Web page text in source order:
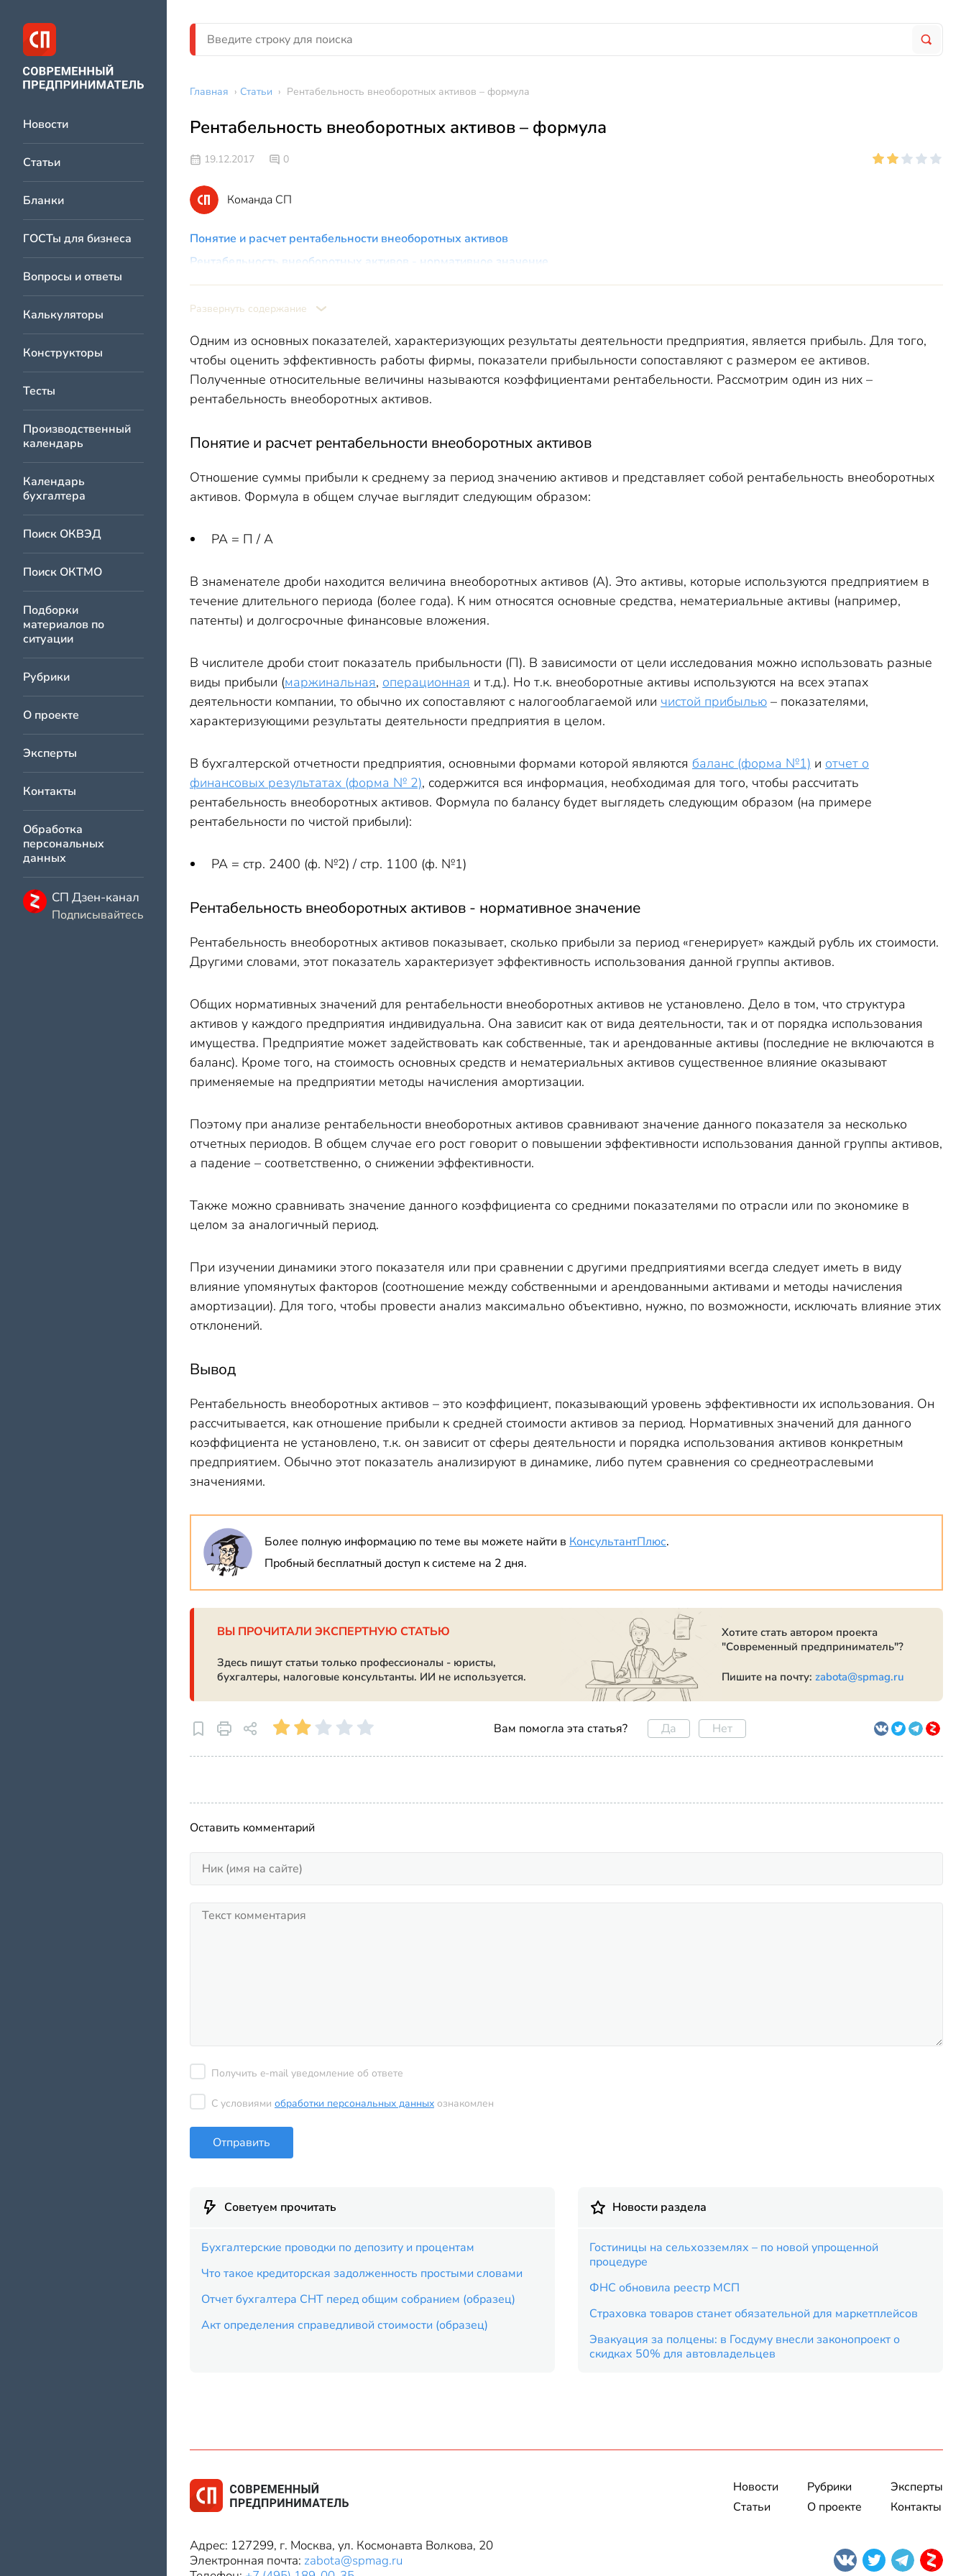
Новости
Статьи
Бланки
ГОСТы для бизнеса
Вопросы и ответы
Калькуляторы
Конструкторы
Тесты
Производственный
календарь
Календарь
бухгалтера
Поиск ОКВЭД
Поиск ОКТМО
Подборки
материалов по
ситуации
Рубрики
О проекте
Эксперты
Контакты
Обработка
персональных
данных
СП Дзен-канал
Подписывайтесь
Главная › Статьи › Рентабельность внеоборотных активов – формула
Рентабельность внеоборотных активов – формула
19.12.2017 0
Команда СП
Понятие и расчет рентабельности внеоборотных активов
Рентабельность внеоборотных активов - нормативное значение
Вывод
Развернуть содержание
Одним из основных показателей, характеризующих результаты деятельности предприятия, является прибыль. Для того,
чтобы оценить эффективность работы фирмы, показатели прибыльности сопоставляют с размером ее активов.
Полученные относительные величины называются коэффициентами рентабельности. Рассмотрим один из них –
рентабельность внеоборотных активов.
Понятие и расчет рентабельности внеоборотных активов
Отношение суммы прибыли к среднему за период значению активов и представляет собой рентабельность внеоборотных
активов. Формула в общем случае выглядит следующим образом:
РА = П / А
В знаменателе дроби находится величина внеоборотных активов (А). Это активы, которые используются предприятием в
течение длительного периода (более года). К ним относятся основные средства, нематериальные активы (например,
патенты) и долгосрочные финансовые вложения.
В числителе дроби стоит показатель прибыльности (П). В зависимости от цели исследования можно использовать разные
виды прибыли (маржинальная, операционная и т.д.). Но т.к. внеоборотные активы используются на всех этапах
деятельности компании, то обычно их сопоставляют с налогооблагаемой или чистой прибылью – показателями,
характеризующими результаты деятельности предприятия в целом.
В бухгалтерской отчетности предприятия, основными формами которой являются баланс (форма №1) и отчет о
финансовых результатах (форма № 2), содержится вся информация, необходимая для того, чтобы рассчитать
рентабельность внеоборотных активов. Формула по балансу будет выглядеть следующим образом (на примере
рентабельности по чистой прибыли):
РА = стр. 2400 (ф. №2) / стр. 1100 (ф. №1)
Рентабельность внеоборотных активов - нормативное значение
Рентабельность внеоборотных активов показывает, сколько прибыли за период «генерирует» каждый рубль их стоимости.
Другими словами, этот показатель характеризует эффективность использования данной группы активов.
Общих нормативных значений для рентабельности внеоборотных активов не установлено. Дело в том, что структура
активов у каждого предприятия индивидуальна. Она зависит как от вида деятельности, так и от порядка использования
имущества. Предприятие может задействовать как собственные, так и арендованные активы (последние не включаются в
баланс). Кроме того, на стоимость основных средств и нематериальных активов существенное влияние оказывают
применяемые на предприятии методы начисления амортизации.
Поэтому при анализе рентабельности внеоборотных активов сравнивают значение данного показателя за несколько
отчетных периодов. В общем случае его рост говорит о повышении эффективности использования данной группы активов,
а падение – соответственно, о снижении эффективности.
Также можно сравнивать значение данного коэффициента со средними показателями по отрасли или по экономике в
целом за аналогичный период.
При изучении динамики этого показателя или при сравнении с другими предприятиями всегда следует иметь в виду
влияние упомянутых факторов (соотношение между собственными и арендованными активами и методы начисления
амортизации). Для того, чтобы провести анализ максимально объективно, нужно, по возможности, исключать влияние этих
отклонений.
Вывод
Рентабельность внеоборотных активов – это коэффициент, показывающий уровень эффективности их использования. Он
рассчитывается, как отношение прибыли к средней стоимости активов за период. Нормативных значений для данного
коэффициента не установлено, т.к. он зависит от сферы деятельности и порядка использования активов конкретным
предприятием. Обычно этот показатель анализируют в динамике, либо путем сравнения со среднеотраслевыми
значениями.
Более полную информацию по теме вы можете найти в КонсультантПлюс.
Пробный бесплатный доступ к системе на 2 дня.
ВЫ ПРОЧИТАЛИ ЭКСПЕРТНУЮ СТАТЬЮ
Здесь пишут статьи только профессионалы - юристы,
бухгалтеры, налоговые консультанты. ИИ не используется.
Хотите стать автором проекта
"Современный предприниматель"?
Пишите на почту:zabota@spmag.ru
Вам помогла эта статья? Да Нет
Оставить комментарий
Получить e-mail уведомление об ответе
С условиями обработки персональных данных ознакомлен
Отправить
Советуем прочитать
Бухгалтерские проводки по депозиту и процентам
Что такое кредиторская задолженность простыми словами
Отчет бухгалтера СНТ перед общим собранием (образец)
Акт определения справедливой стоимости (образец)
Новости раздела
Гостиницы на сельхозземлях – по новой упрощенной
процедуре
ФНС обновила реестр МСП
Страховка товаров станет обязательной для маркетплейсов
Эвакуация за полцены: в Госдуму внесли законопроект о
скидках 50% для автовладельцев
Новости
Статьи
Рубрики
О проекте
Эксперты
Контакты
Адрес: 127299, г. Москва, ул. Космонавта Волкова, 20
Электронная почта: zabota@spmag.ru